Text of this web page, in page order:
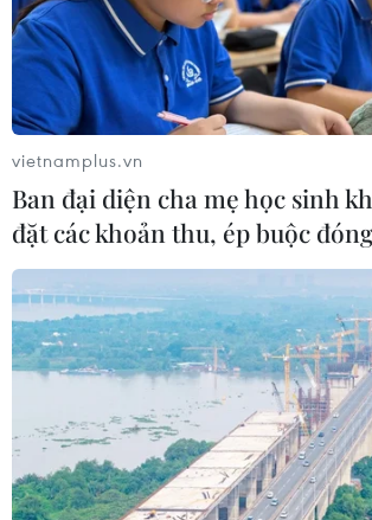
vietnamplus.vn
Ban đại diện cha mẹ học sinh
đặt các khoản thu, ép buộc